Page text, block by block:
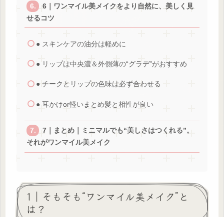
6｜ワンマイル美メイクをより自然に、美しく見
せるコツ
● スキンケアの油分は軽めに
● リップは中央濃＆外側薄の“グラデ”がおすすめ
● チークとリップの色味は必ず合わせる
● 耳かけor軽いまとめ髪と相性が良い
7｜まとめ｜ミニマルでも“美しさはつくれる”。
それがワンマイル美メイク
1｜そもそも“ワンマイル美メイク”と
は？